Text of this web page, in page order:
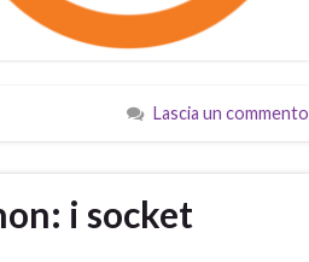
Lascia un commento
i socket